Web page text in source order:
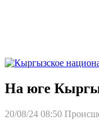
На юге
20/08/24 08:50